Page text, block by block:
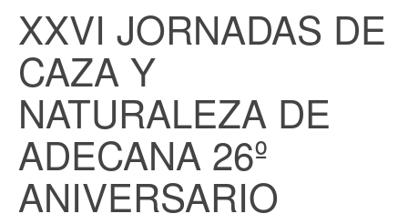
XXVI JORNADAS DE
CAZA Y
NATURALEZA DE
ADECANA 26º
ANIVERSARIO